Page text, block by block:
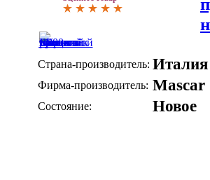
Страна-производитель: Италия
Фирма-производитель: Mascar
Состояние: Новое